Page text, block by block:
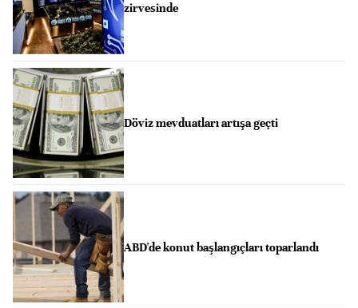
zirvesinde
Döviz mevduatları artışa geçti
ABD'de konut başlangıçları toparlandı